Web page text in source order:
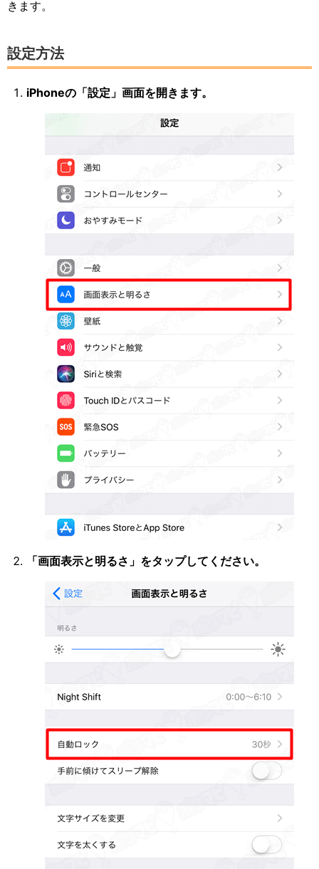
きます。
設定方法
iPhoneの「設定」画面を開きます。
「画面表示と明るさ」をタップしてください。